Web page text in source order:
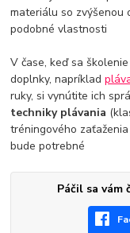
materiálu so zvýšenou
podobné vlastnosti
V čase, keď sa
doplnky, napríklad
ruky, si vynútite ich
techniky plávania
tréningového
bude potrebné
Páčil sa